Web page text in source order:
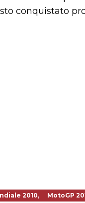
conquistato
2010, MotoGP